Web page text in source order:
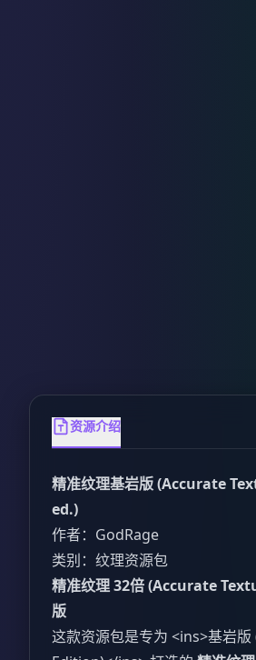
资源介绍
精准纹理基岩版 (Accurate
ed.)
作者：GodRage
类别：纹理资源包
精准纹理 32倍 (Accurate
版
这款资源包是专为 <ins>基岩